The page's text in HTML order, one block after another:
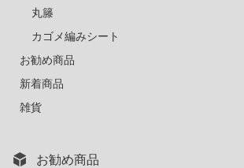
丸籐
カゴメ編みシート
お勧め商品
新着商品
雑貨
お勧め商品